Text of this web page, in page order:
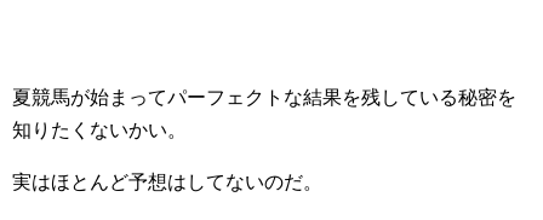
夏競馬が始まってパーフェクトな結果を残している秘密を
知りたくないかい。
実はほとんど予想はしてないのだ。